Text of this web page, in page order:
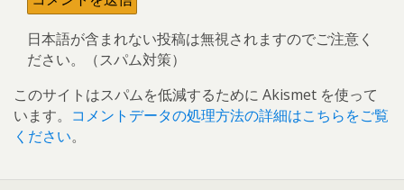
日本語が含まれない投稿は無視されますのでご注意く
ださい。（スパム対策）
このサイトはスパムを低減するために Akismet を使って
います。 コメントデータの処理方法の詳細はこちらをご覧
ください。